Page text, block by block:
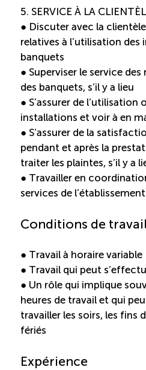
5. SERVICE À LA
● Discuter avec la
relatives à l’utilisation
banquets
● Superviser le service
des banquets, s’il y a lieu
● S’assurer de
installations et voir à en
● S’assurer de la
pendant et après la
traiter les plaintes, s’il y a
● Travailler en
services de l’établissement
Conditions de
● Travail à horaire variable
● Travail qui peut
● Un rôle qui implique
heures de travail et qui
travailler les soirs, les fins
fériés
Expérience